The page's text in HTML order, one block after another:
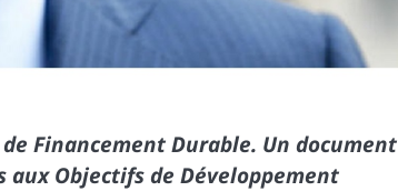
Financement Durable. Un document
Objectifs de Développement